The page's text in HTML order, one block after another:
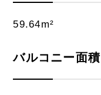
59.64m²
バルコニー面積